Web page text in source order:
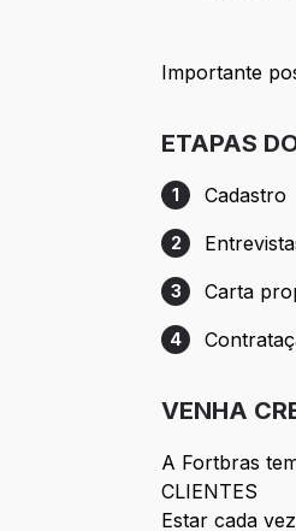
Importante
ETAPAS
Etapa 1:
1 Cadastro
Etapa 2:
2
Etapa 3: Carta
3 Carta
Etapa 4:
4
VENHA
A Fortbras
CLIENTES
Estar cada